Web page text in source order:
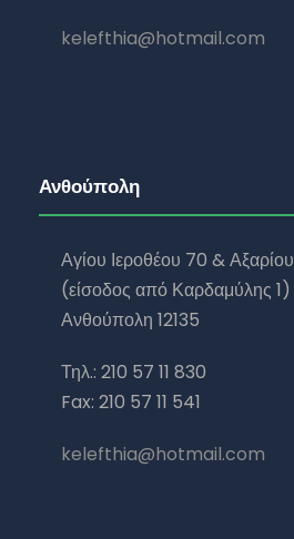
kelefthia@hotmail.com
Ανθούπολη
Αγίου Ιεροθέου 70 & Αξαρίου
(είσοδος από Καρδαμύλης 1)
Ανθούπολη 12135
Τηλ.: 210 57 11 830
Fax: 210 57 11 541
kelefthia@hotmail.com